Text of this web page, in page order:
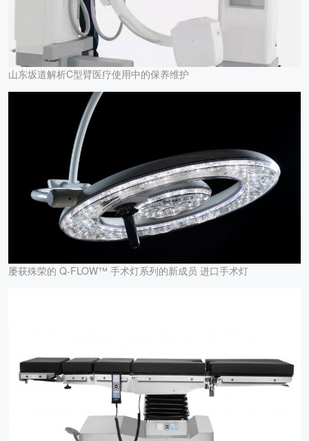
山东坂道解析C型臂医疗使用中的保养维护
屡获殊荣的 Q-FLOW™ 手术灯系列的新成员 进口手术灯